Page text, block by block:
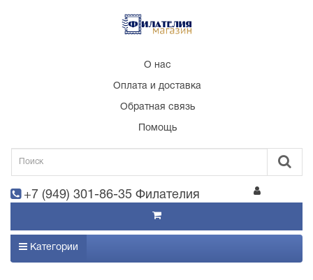
О нас
Оплата и доставка
Обратная связь
Помощь
+7 (949) 301-86-35 Филателия
Категории